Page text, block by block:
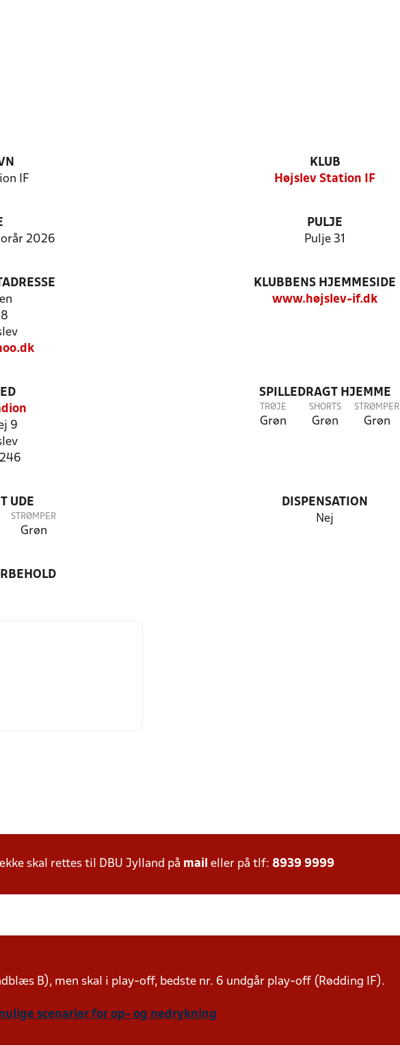
IF
KLUB
Højslev Station IF
2026
PULJE
Pulje 31
KLUBBENS HJEMMESIDE
www.højslev-if.dk
9
SPILLEDRAGT HJEMME
TRØJE
Grøn
SHORTS
Grøn
STRØMPER
Grøn
UDE
STRØMPER
Grøn
DISPENSATION
Nej
skal rettes til DBU Jylland på mail eller på tlf: 8939 9999
B), men skal i play-off, bedste nr. 6 undgår play-off (Rødding IF).
scenarier for op- og nedrykning